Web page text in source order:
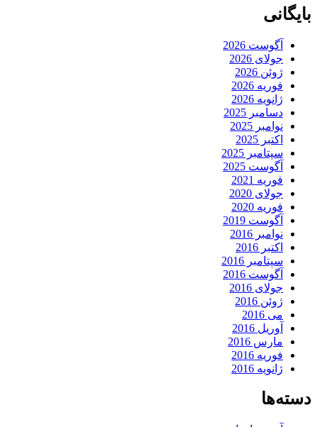
بایگانی
آگوست 2026
جولای 2026
ژوئن 2026
فوریه 2026
ژانویه 2026
دسامبر 2025
نوامبر 2025
اکتبر 2025
سپتامبر 2025
آگوست 2025
فوریه 2021
جولای 2020
فوریه 2020
آگوست 2019
نوامبر 2016
اکتبر 2016
سپتامبر 2016
آگوست 2016
جولای 2016
ژوئن 2016
می 2016
آوریل 2016
مارس 2016
فوریه 2016
ژانویه 2016
دسته‌ها